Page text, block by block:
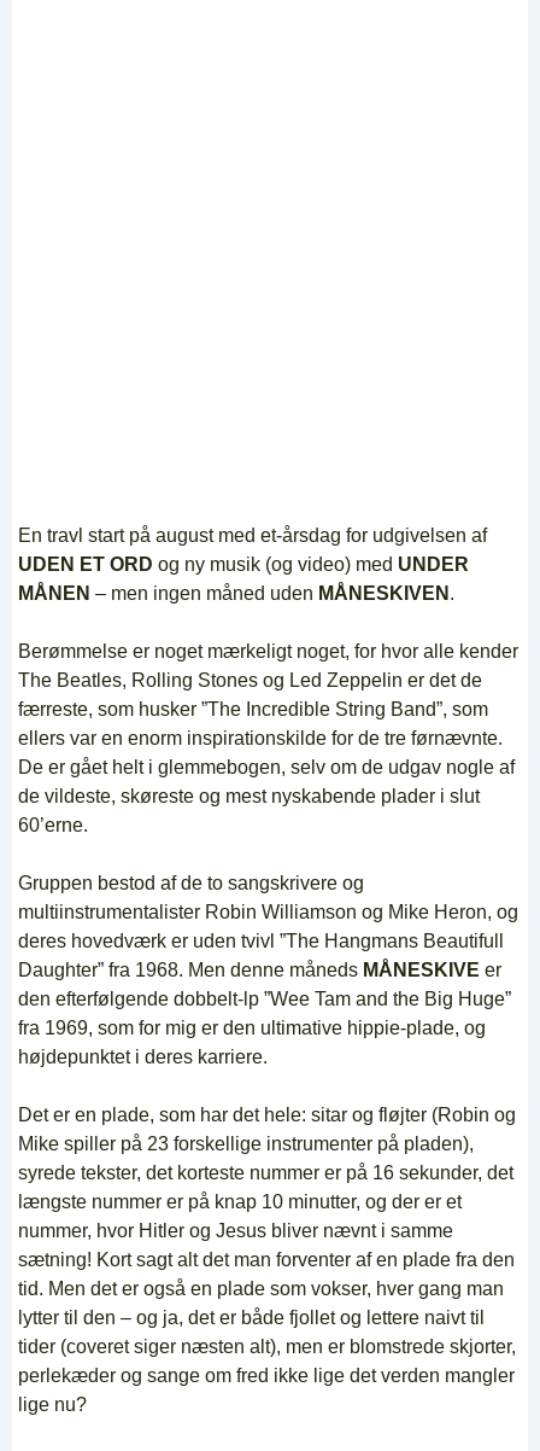
En travl start på august med et-årsdag for udgivelsen af
UDEN ET ORD og ny musik (og video) med UNDER
MÅNEN – men ingen måned uden MÅNESKIVEN .
Berømmelse er noget mærkeligt noget, for hvor alle kender
The Beatles, Rolling Stones og Led Zeppelin er det de
færreste, som husker ”The Incredible String Band”, som
ellers var en enorm inspirationskilde for de tre førnævnte.
De er gået helt i glemmebogen, selv om de udgav nogle af
de vildeste, skøreste og mest nyskabende plader i slut
60’erne.
Gruppen bestod af de to sangskrivere og
multiinstrumentalister Robin Williamson og Mike Heron, og
deres hovedværk er uden tvivl ”The Hangmans Beautifull
Daughter” fra 1968. Men denne måneds MÅNESKIVE er
den efterfølgende dobbelt-lp ”Wee Tam and the Big Huge”
fra 1969, som for mig er den ultimative hippie-plade, og
højdepunktet i deres karriere.
Det er en plade, som har det hele: sitar og fløjter (Robin og
Mike spiller på 23 forskellige instrumenter på pladen),
syrede tekster, det korteste nummer er på 16 sekunder, det
længste nummer er på knap 10 minutter, og der er et
nummer, hvor Hitler og Jesus bliver nævnt i samme
sætning! Kort sagt alt det man forventer af en plade fra den
tid. Men det er også en plade som vokser, hver gang man
lytter til den – og ja, det er både fjollet og lettere naivt til
tider (coveret siger næsten alt), men er blomstrede skjorter,
perlekæder og sange om fred ikke lige det verden mangler
lige nu?